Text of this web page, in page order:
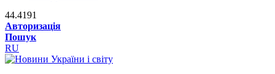
44.4191
Авторизація
Пошук
RU